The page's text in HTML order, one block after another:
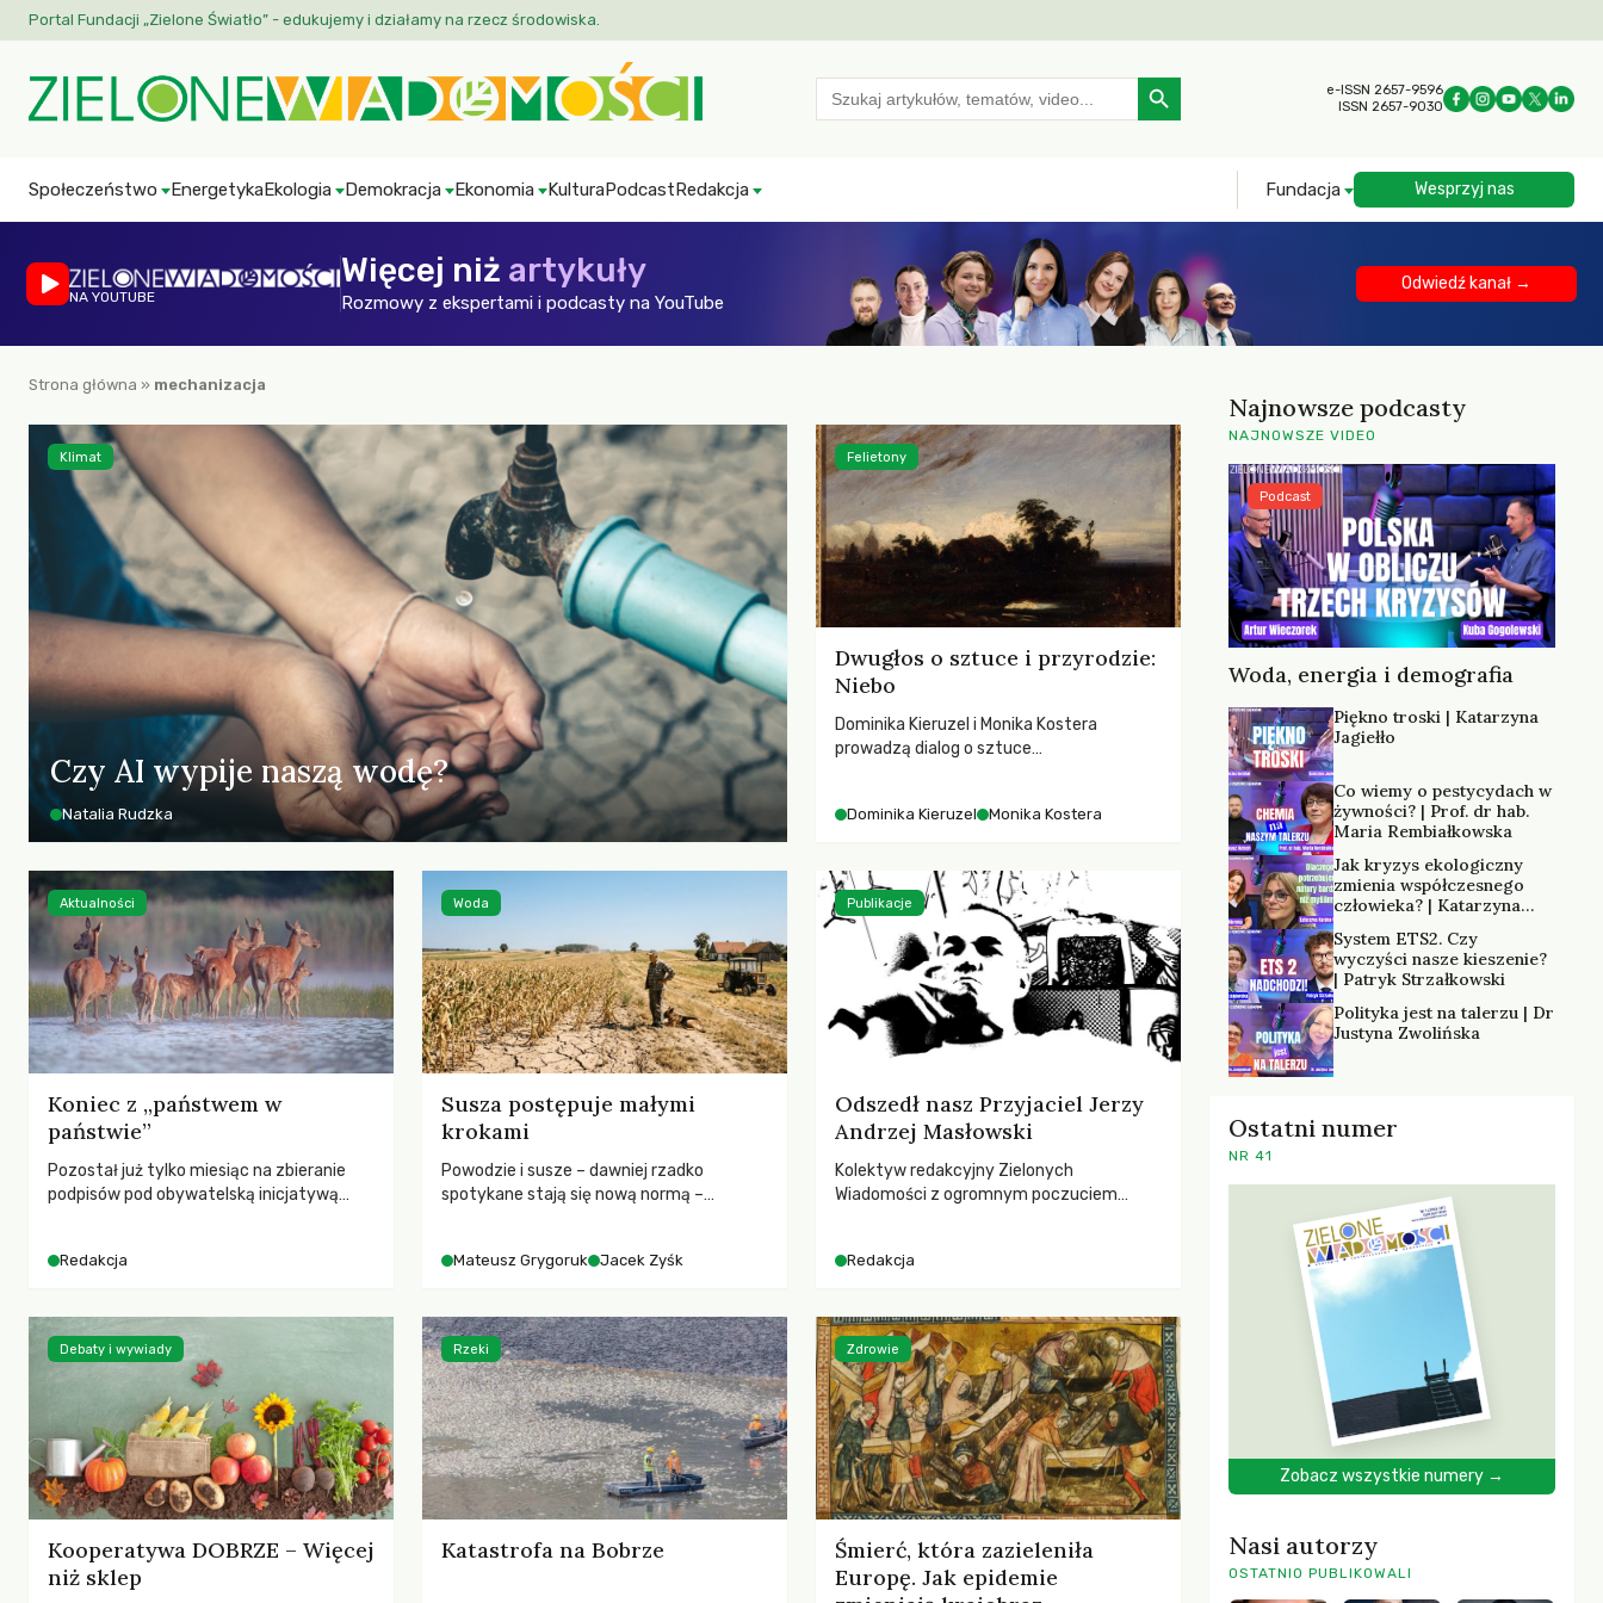
Portal Fundacji „Zielone Światło” - edukujemy i działamy na rzecz środowiska.
Search
for:
Search Button
e-ISSN 2657-9596
ISSN 2657-9030
Społeczeństwo EnergetykaEkologia Demokracja Ekonomia KulturaPodcastRedakcja Fundacja Wesprzyj nas
NA YOUTUBE
Więcej niż artykuły
Rozmowy z ekspertami i podcasty na YouTube
Odwiedź kanał →
Strona główna » mechanizacja
Czy AI wypije naszą wodę?
Natalia Rudzka
Klimat
Dwugłos o sztuce i przyrodzie:
Niebo
Dominika Kieruzel i Monika Kostera
prowadzą dialog o sztuce
wrażliwość, odczuwanie przestrzeni oraz
Dominika Kieruzel Monika Kostera
Felietony
Koniec z „państwem w
państwie”
Pozostał już tylko miesiąc na zbieranie
podpisów pod obywatelską inicjatywą
pełną mobilizację, ponieważ projekt
rozwiązania dla przyrody i zwierząt,
radykalnie zmieniając dotychczasowy
paradygmat funkcjonowania łowiectwa w
Polsce.
Redakcja
Aktualności
Susza postępuje małymi
krokami
Powodzie i susze – dawniej rzadko
spotykane stają się nową normą –
SGGW.
Mateusz Grygoruk Jacek Zyśk
Woda
Odszedł nasz Przyjaciel Jerzy
Andrzej Masłowski
Kolektyw redakcyjny Zielonych
Wiadomości z ogromnym poczuciem
kochanego Opiekuna, Mecenasa i Mentora.
Redakcja
Publikacje
Kooperatywa DOBRZE – Więcej
niż sklep
Debaty i wywiady
Katastrofa na Bobrze
Rzeki
Śmierć, która zazieleniła
Europę. Jak epidemie
Zdrowie
Najnowsze podcasty
NAJNOWSZE VIDEO
Woda, energia i demografia
Podcast
Piękno troski | Katarzyna
Jagiełło
Co wiemy o pestycydach w
żywności? | Prof. dr hab.
Maria Rembiałkowska
Jak kryzys ekologiczny
zmienia współczesnego
człowieka? | Katarzyna
System ETS2. Czy
wyczyści nasze kieszenie?
| Patryk Strzałkowski
Polityka jest na talerzu | Dr
Justyna Zwolińska
Ostatni numer
NR 41
Zobacz wszystkie numery →
Nasi autorzy
OSTATNIO PUBLIKOWALI